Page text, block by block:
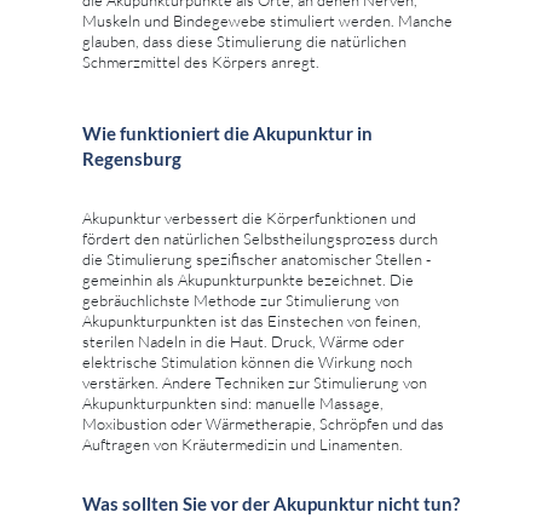
Muskeln und Bindegewebe stimuliert werden. Manche
glauben, dass diese Stimulierung die natürlichen
Schmerzmittel des Körpers anregt.
Wie funktioniert die Akupunktur in
Regensburg
Akupunktur verbessert die Körperfunktionen und
fördert den natürlichen Selbstheilungsprozess durch
die Stimulierung spezifischer anatomischer Stellen -
gemeinhin als Akupunkturpunkte bezeichnet. Die
gebräuchlichste Methode zur Stimulierung von
Akupunkturpunkten ist das Einstechen von feinen,
sterilen Nadeln in die Haut. Druck, Wärme oder
elektrische Stimulation können die Wirkung noch
verstärken. Andere Techniken zur Stimulierung von
Akupunkturpunkten sind: manuelle Massage,
Moxibustion oder Wärmetherapie, Schröpfen und das
Auftragen von Kräutermedizin und Linamenten.
Was sollten Sie vor der Akupunktur nicht tun?